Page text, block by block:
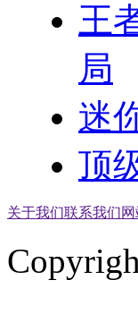
王
局
迷
顶
关于我们联系我们